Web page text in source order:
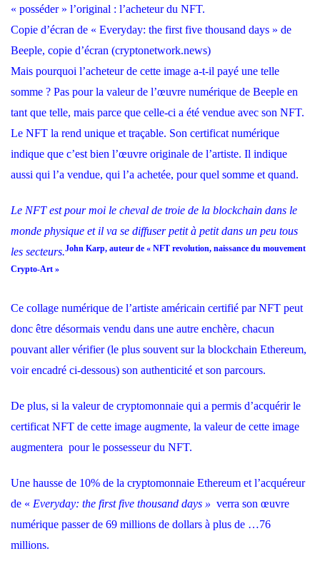
« posséder » l’original : l’acheteur du NFT.
Copie d’écran de « Everyday: the first five thousand days » de
Beeple, copie d’écran (cryptonetwork.news)
Mais pourquoi l’acheteur de cette image a-t-il payé une telle
somme ? Pas pour la valeur de l’œuvre numérique de Beeple en
tant que telle, mais parce que celle-ci a été vendue avec son NFT.
Le NFT la rend unique et traçable. Son certificat numérique
indique que c’est bien l’œuvre originale de l’artiste. Il indique
aussi qui l’a vendue, qui l’a achetée, pour quel somme et quand.
Le NFT est pour moi le cheval de troie de la blockchain dans le
monde physique et il va se diffuser petit à petit dans un peu tous
les secteurs.John Karp, auteur de « NFT revolution, naissance du mouvement
Crypto-Art »
Ce collage numérique de l’artiste américain certifié par NFT peut
donc être désormais vendu dans une autre enchère, chacun
pouvant aller vérifier (le plus souvent sur la blockchain Ethereum,
voir encadré ci-dessous) son authenticité et son parcours.
De plus, si la valeur de cryptomonnaie qui a permis d’acquérir le
certificat NFT de cette image augmente, la valeur de cette image
augmentera pour le possesseur du NFT.
Une hausse de 10% de la cryptomonnaie Ethereum et l’acquéreur
de « Everyday: the first five thousand days » verra son œuvre
numérique passer de 69 millions de dollars à plus de …76
millions.